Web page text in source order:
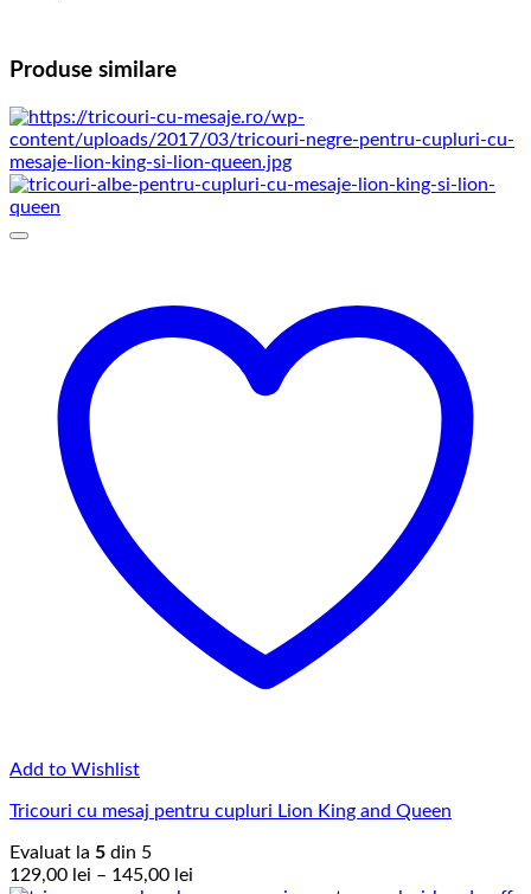
Produse similare
Add to Wishlist
Tricouri cu mesaj pentru cupluri Lion King and Queen
Evaluat la 5 din 5
129,00 lei – 145,00 lei